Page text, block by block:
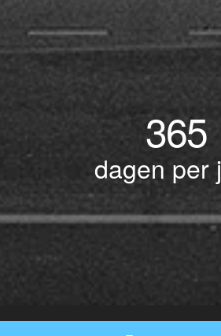
365
dagen per